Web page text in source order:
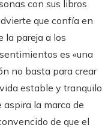
con sus libros
que confía en
la pareja a los
es «una
no basta para crear
estable y tranquilo
aspira la marca de
de que el